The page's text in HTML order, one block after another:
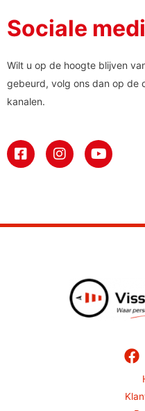
Sociale
Wilt u op de hoogte blijven
gebeurd, volg ons dan op de
kanalen.